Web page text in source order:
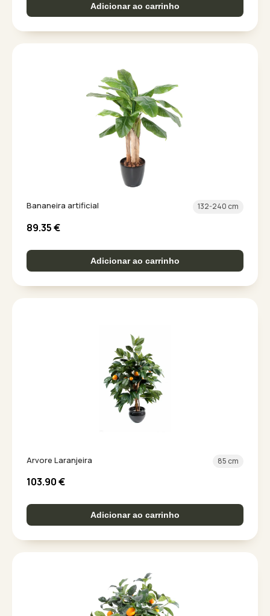
Adicionar ao carrinho
Bananeira artificial 132-240 cm
89.35€
Adicionar ao carrinho
Arvore Laranjeira 85 cm
103.90€
Adicionar ao carrinho